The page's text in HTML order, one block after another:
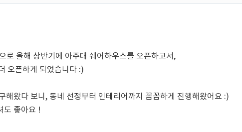
로 올해 상반기에 아주대 쉐어하우스를 오픈하고서,
오픈하게 되었습니다 :)
해왔다 보니, 동네 선정부터 인테리어까지 꼼꼼하게 진행해왔어요 :)
도 좋아요 !